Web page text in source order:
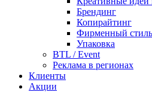
Брендинг
Копирайтинг
Фирменный стиль
Упаковка
BTL / Event
Реклама в регионах
Клиенты
Акции